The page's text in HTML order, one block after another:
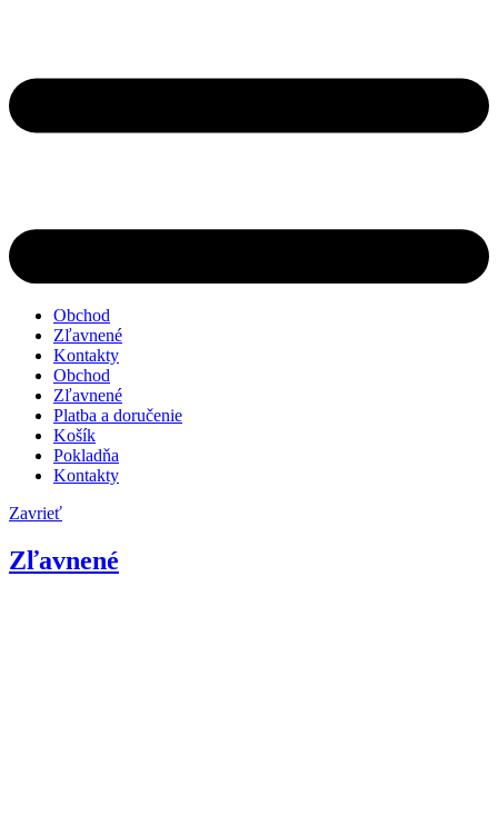
Obchod
Zľavnené
Kontakty
Obchod
Zľavnené
Platba a doručenie
Košík
Pokladňa
Kontakty
Zavrieť
Zľavnené